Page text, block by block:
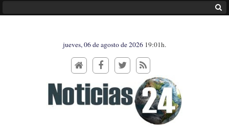
jueves, 06 de agosto de 2026 19:01h.